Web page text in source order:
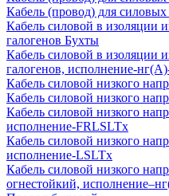
Кабель (провод) для
Кабель силовой в изоляции
галогенов Бухты
Кабель силовой в изоляции
галогенов, исполнение-
Кабель силовой низкого
Кабель силовой низкого
Кабель силовой низкого
исполнение-FRLSLTx
Кабель силовой низкого
исполнение-LSLTx
Кабель силовой низкого
огнестойкий,